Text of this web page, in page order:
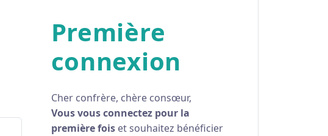
Première
connexion
Cher confrère, chère consœur,
Vous vous connectez pour la
première foiset souhaitez bénéficier